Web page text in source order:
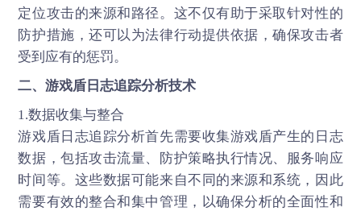
定位攻击的来源和路径。这不仅有助于采取针对性的
防护措施，还可以为法律行动提供依据，确保攻击者
受到应有的惩罚。
二、游戏盾 日志追踪分析技术
1.数据收集与整合
游戏盾日志追踪分析首先需要收集游戏盾产生的日志
数据，包括攻击流量、防护策略执行情况、服务响应
时间等。这些数据可能来自不同的来源和系统，因此
需要有效的整合和集中管理，以确保分析的全面性和